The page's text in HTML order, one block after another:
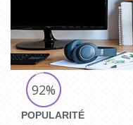
92%
POPULARITÉ